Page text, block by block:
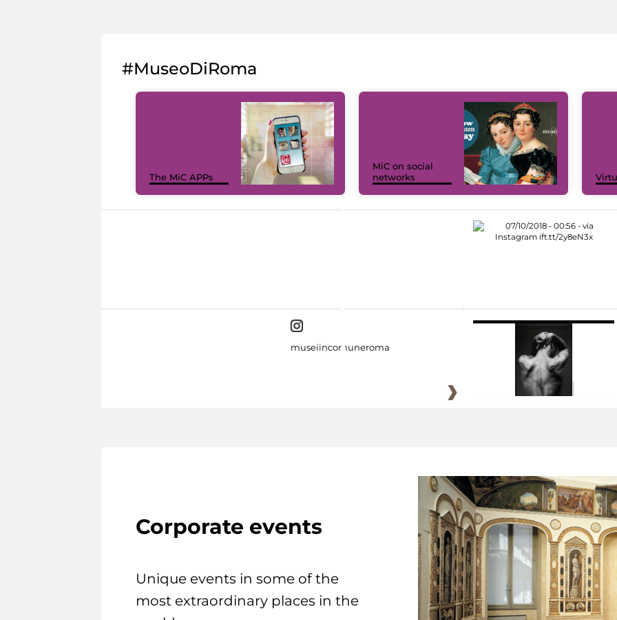
#MuseoDiRoma
The MiC APPs
MiC on social
networks
museiincomuneroma
Corporate events
Unique events in some of the
most extraordinary places in the